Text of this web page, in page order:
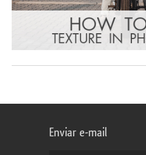
Enviar e-mail